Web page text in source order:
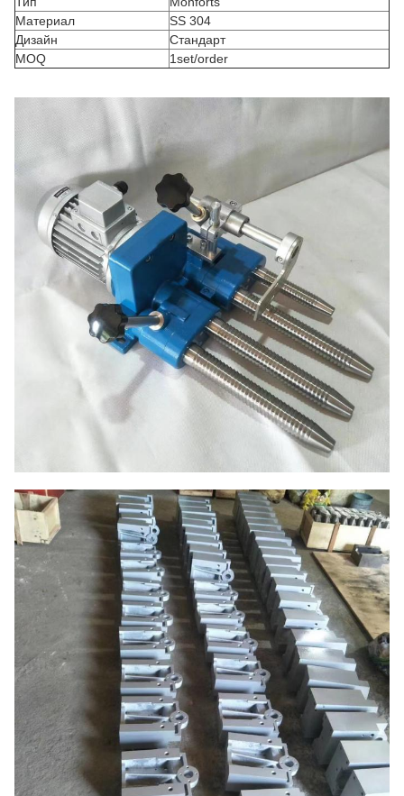
Материал
SS 304
Дизайн
Стандарт
MOQ
1set/order